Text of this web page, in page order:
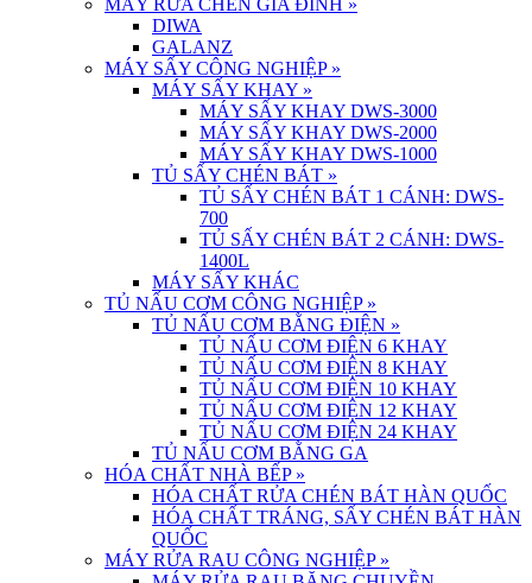
MÁY RỬA CHÉN GIA ĐÌNH »
DIWA
GALANZ
MÁY SẤY CÔNG NGHIỆP »
MÁY SẤY KHAY »
MÁY SẤY KHAY DWS-3000
MÁY SẤY KHAY DWS-2000
MÁY SẤY KHAY DWS-1000
TỦ SẤY CHÉN BÁT »
TỦ SẤY CHÉN BÁT 1 CÁNH: DWS-
700
TỦ SẤY CHÉN BÁT 2 CÁNH: DWS-
1400L
MÁY SẤY KHÁC
TỦ NẤU CƠM CÔNG NGHIỆP »
TỦ NẤU CƠM BẰNG ĐIỆN »
TỦ NẤU CƠM ĐIỆN 6 KHAY
TỦ NẤU CƠM ĐIỆN 8 KHAY
TỦ NẤU CƠM ĐIỆN 10 KHAY
TỦ NẤU CƠM ĐIỆN 12 KHAY
TỦ NẤU CƠM ĐIỆN 24 KHAY
TỦ NẤU CƠM BẰNG GA
HÓA CHẤT NHÀ BẾP »
HÓA CHẤT RỬA CHÉN BÁT HÀN QUỐC
HÓA CHẤT TRÁNG, SẤY CHÉN BÁT HÀN
QUỐC
MÁY RỬA RAU CÔNG NGHIỆP »